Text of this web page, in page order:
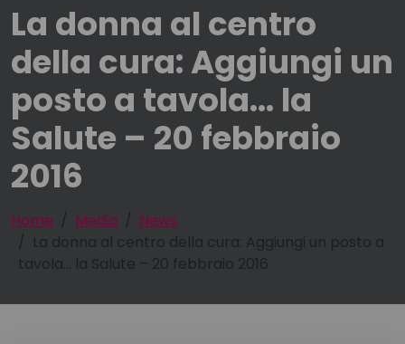
La donna al centro
della cura: Aggiungi un
posto a tavola… la
Salute – 20 febbraio
2016
Home Media
News